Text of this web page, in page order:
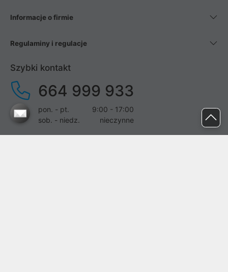
Informacje o firmie
Regulaminy i regulacje
Szybki kontakt
664 999 933
pon. - pt.
9:00 - 17:00
sob. - niedz.
nieczynne